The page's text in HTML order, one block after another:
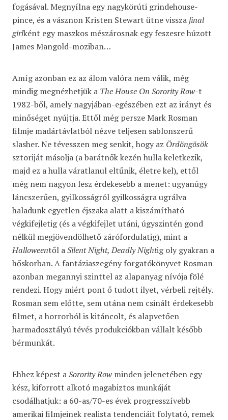
fogásával. Megnyílna egy nagykörúti grindehouse-
pince, és a vásznon Kristen Stewart ütne vissza final
girlként egy maszkos mészárosnak egy feszesre húzott
James Mangold-moziban…
Amíg azonban ez az álom valóra nem válik, még
mindig megnézhetjük a The House On Sorority Row-t
1982-ből, amely nagyjában-egészében ezt az irányt és
minőséget nyújtja. Ettől még persze Mark Rosman
filmje madártávlatból nézve teljesen sablonszerű
slasher. Ne tévesszen meg senkit, hogy az Ördöngösök
sztoriját másolja (a barátnők kezén hulla keletkezik,
majd ez a hulla váratlanul eltűnik, életre kel), ettől
még nem nagyon lesz érdekesebb a menet: ugyanúgy
láncszerűen, gyilkosságról gyilkosságra ugrálva
haladunk egyetlen éjszaka alatt a kiszámítható
végkifejletig (és a végkifejlet utáni, úgyszintén gond
nélkül megjövendölhető zárófordulatig), mint a
Halloweentől aSilent Night, Deadly Nightig oly gyakran a
hőskorban. A fantáziaszegény forgatókönyvet Rosman
azonban megannyi szinttel az alapanyag nívója fölé
rendezi. Hogy miért pont ő tudott ilyet, vérbeli rejtély.
Rosman sem előtte, sem utána nem csinált érdekesebb
filmet, a horrorból is kitáncolt, és alapvetően
harmadosztályú tévés produkciókban vállalt később
bérmunkát.
Ehhez képest aSorority Row minden jelenetében egy
kész, kiforrott alkotó magabiztos munkáját
csodálhatjuk: a 60-as/70-es évek progresszívebb
amerikai filmjeinek realista tendenciáit folytató, remek